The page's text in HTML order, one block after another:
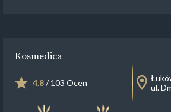
Kosmedica
4.8/ 103 Ocen
ul.